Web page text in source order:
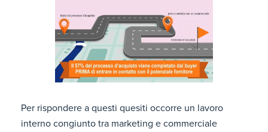
Per rispondere a questi quesiti occorre un lavoro
interno congiunto tra marketing e commerciale